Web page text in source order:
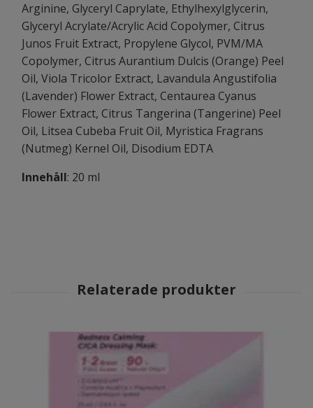
Arginine, Glyceryl Caprylate, Ethylhexylglycerin,
Glyceryl Acrylate/Acrylic Acid Copolymer, Citrus
Junos Fruit Extract, Propylene Glycol, PVM/MA
Copolymer, Citrus Aurantium Dulcis (Orange) Peel
Oil, Viola Tricolor Extract, Lavandula Angustifolia
(Lavender) Flower Extract, Centaurea Cyanus
Flower Extract, Citrus Tangerina (Tangerine) Peel
Oil, Litsea Cubeba Fruit Oil, Myristica Fragrans
(Nutmeg) Kernel Oil, Disodium EDTA
Innehåll: 20 ml